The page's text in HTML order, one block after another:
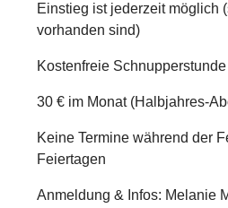
Einstieg ist jederzeit möglich
vorhanden sind)
Kostenfreie
30 € im Monat (Halbjahres-
Keine Termine während der
Feiertagen
Anmeldung & Infos: Melanie